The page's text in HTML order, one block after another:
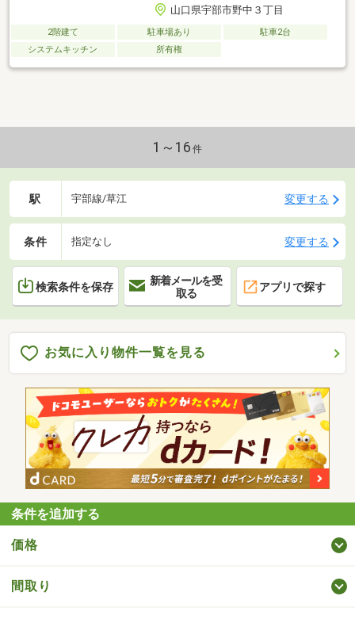
山口県宇部市野中３丁目
2階建て 駐車場あり
駐車2台
システムキッチン
所有権
1～16 件
駅 宇部線/草江 変更する
条件 指定なし 変更する
検索条件を保存
新着メールを受
取る
アプリで探す
お気に入り物件一覧を見る
条件を追加する
価格
間取り